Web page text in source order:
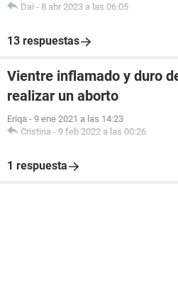
Dai - 8 abr 2023 a las 06:05
13 respuestas
Vientre inflamado y duro
realizar un aborto
Eriqa - 9 ene 2021 a las 14:23
Cristina - 9 feb 2022 a las 00:26
1 respuesta